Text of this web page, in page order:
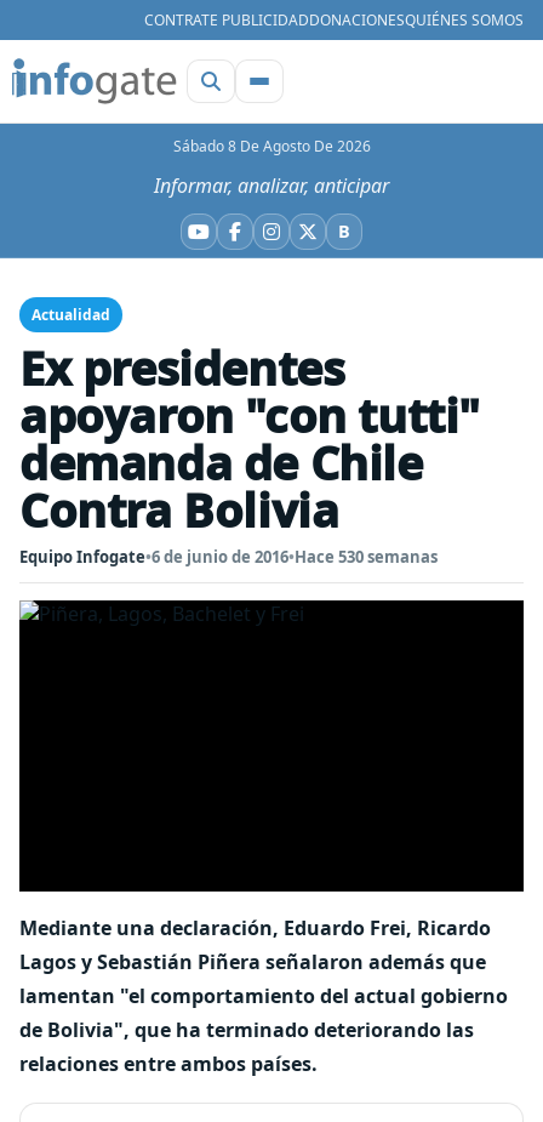
CONTRATE PUBLICIDADDONACIONESQUIÉNES SOMOS
Sábado 8 De Agosto De 2026
Informar, analizar, anticipar
YouTube
Facebook
Instagram
X BBluesky
Actualidad
Ex presidentes
apoyaron "con tutti"
demanda de Chile
Contra Bolivia
Equipo Infogate•6 de junio de 2016•Hace 530 semanas
Mediante una declaración, Eduardo Frei, Ricardo
Lagos y Sebastián Piñera señalaron además que
lamentan "el comportamiento del actual gobierno
de Bolivia", que ha terminado deteriorando las
relaciones entre ambos países.